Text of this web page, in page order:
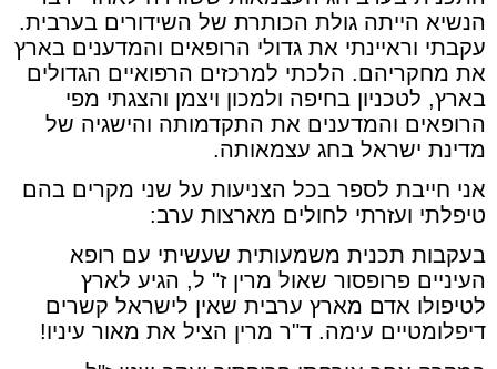
הנשיא הייתה גולת הכותרת של השידורים בערבית.
עקבתי וראיינתי את גדולי הרופאים והמדענים בארץ
את מחקריהם. הלכתי למרכזים הרפואיים הגדולים
בארץ, לטכניון בחיפה ולמכון ויצמן והצגתי מפי
הרופאים והמדענים את התקדמותה והישגיה של
מדינת ישראל בחג עצמאותה.
אני חייבת לספר בכל הצניעות על שני מקרים בהם
טיפלתי ועזרתי לחולים מארצות ערב:
בעקבות תכנית משמעותית שעשיתי עם רופא
העיניים פרופסור שאול מרין ז" ל, הגיע לארץ
לטיפולו אדם מארץ ערבית שאין לישראל קשרים
דיפלומטיים עימה. ד"ר מרין הציל את מאור עיניו!